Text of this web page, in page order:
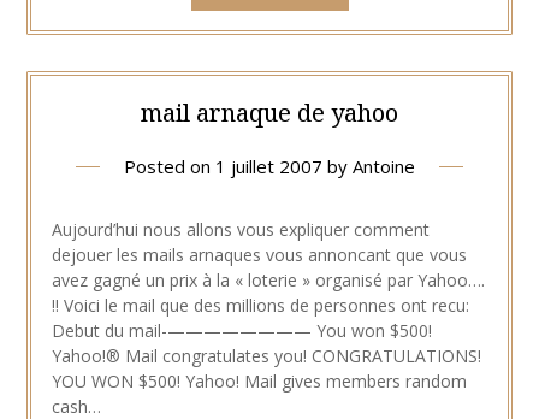
mail arnaque de yahoo
Posted on 1 juillet 2007 by Antoine
Aujourd’hui nous allons vous expliquer comment
dejouer les mails arnaques vous annoncant que vous
avez gagné un prix à la « loterie » organisé par Yahoo….
!! Voici le mail que des millions de personnes ont recu:
Debut du mail-———————— You won $500!
Yahoo!® Mail congratulates you! CONGRATULATIONS!
YOU WON $500! Yahoo! Mail gives members random
cash…